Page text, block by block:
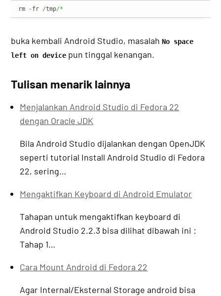
rm -fr /tmp/*
buka kembali Android Studio, masalahNo space
left on device pun tinggal kenangan.
Tulisan menarik lainnya
Menjalankan Android Studio di Fedora 22
dengan Oracle JDK
Bila Android Studio dijalankan dengan OpenJDK
seperti tutorial Install Android Studio di Fedora
22, sering…
Mengaktifkan Keyboard di Android Emulator
Tahapan untuk mengaktifkan keyboard di
Android Studio 2.2.3 bisa dilihat dibawah ini :
Tahap 1…
Cara Mount Android di Fedora 22
Agar Internal/Eksternal Storage android bisa